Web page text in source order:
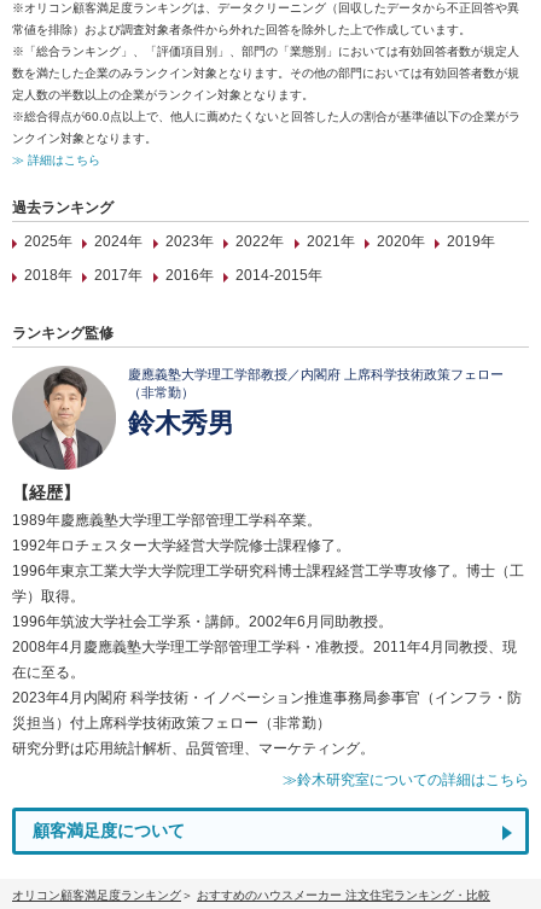
※オリコン顧客満足度ランキングは、データクリーニング（回収したデータから不正回答や異
常値を排除）および調査対象者条件から外れた回答を除外した上で作成しています。
※「総合ランキング」、「評価項目別」、部門の「業態別」においては有効回答者数が規定人
数を満たした企業のみランクイン対象となります。その他の部門においては有効回答者数が規
定人数の半数以上の企業がランクイン対象となります。
※総合得点が60.0点以上で、他人に薦めたくないと回答した人の割合が基準値以下の企業がラ
ンクイン対象となります。
≫ 詳細はこちら
過去ランキング
2025年
2024年 2023年 2022年 2021年 2020年
2019年
2018年
2017年 2016年 2014-2015年
ランキング監修
慶應義塾大学理工学部教授／内閣府 上席科学技術政策フェロー
（非常勤）
鈴木秀男
【経歴】
1989年慶應義塾大学理工学部管理工学科卒業。
1992年ロチェスター大学経営大学院修士課程修了。
1996年東京工業大学大学院理工学研究科博士課程経営工学専攻修了。博士（工
学）取得。
1996年筑波大学社会工学系・講師。2002年6月同助教授。
2008年4月慶應義塾大学理工学部管理工学科・准教授。2011年4月同教授、現
在に至る。
2023年4月内閣府 科学技術・イノベーション推進事務局参事官（インフラ・防
災担当）付上席科学技術政策フェロー（非常勤）
研究分野は応用統計解析、品質管理、マーケティング。
≫鈴木研究室についての詳細はこちら
顧客満足度について
オリコン顧客満足度ランキング
おすすめのハウスメーカー 注文住宅ランキング・比較